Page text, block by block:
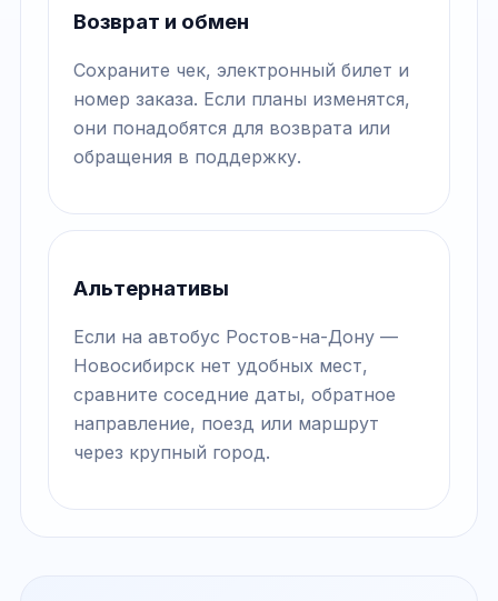
Возврат и обмен
Сохраните чек, электронный билет и
номер заказа. Если планы изменятся,
они понадобятся для возврата или
обращения в поддержку.
Альтернативы
Если на автобус Ростов-на-Дону —
Новосибирск нет удобных мест,
сравните соседние даты, обратное
направление, поезд или маршрут
через крупный город.